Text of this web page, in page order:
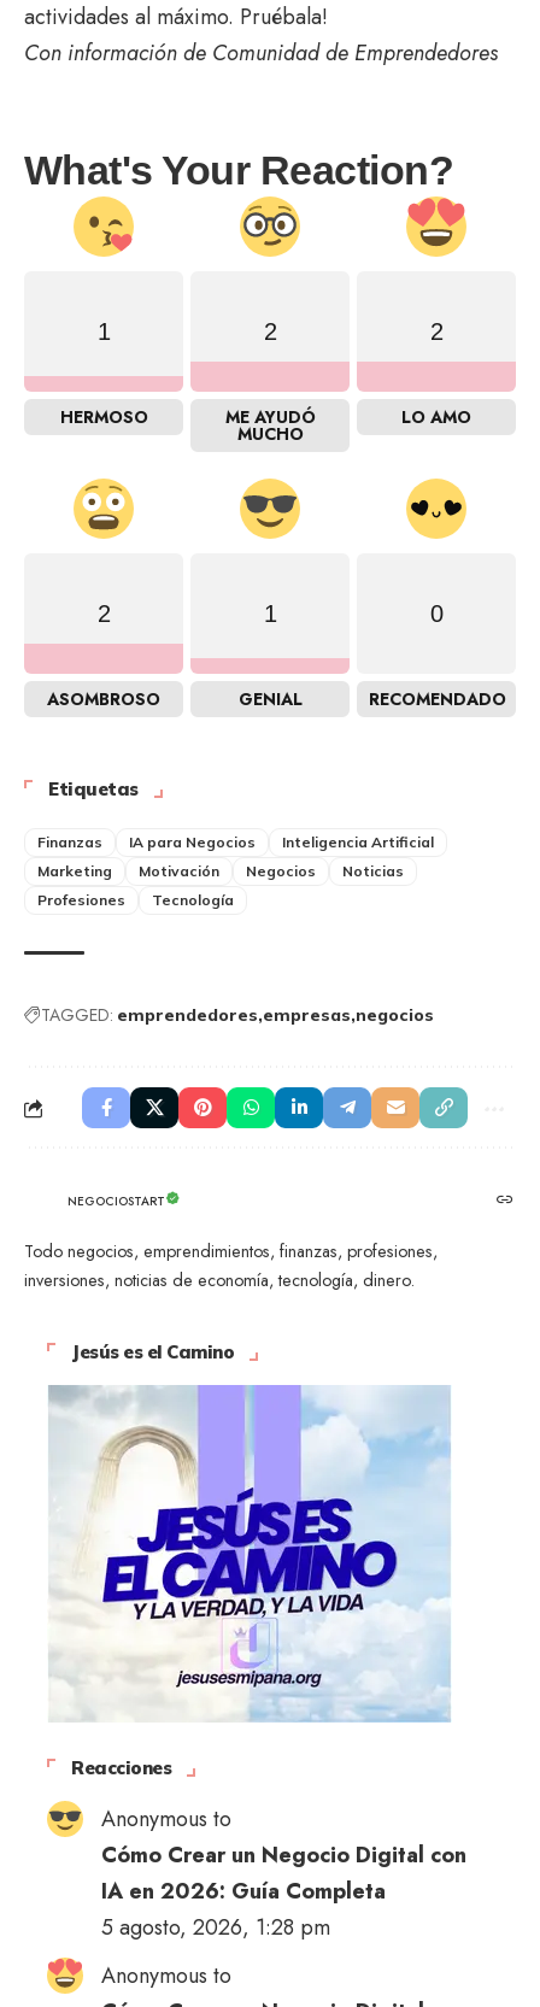
actividades al máximo. Pruébala!
Con información de Comunidad de Emprendedores
What's Your Reaction?
1
HERMOSO
2
ME AYUDÓ
MUCHO
2
LO AMO
2
ASOMBROSO
1
GENIAL
0
RECOMENDADO
Etiquetas
Finanzas IA para Negocios
Inteligencia Artificial
Marketing
Motivación Negocios
Noticias
Profesiones
Tecnología
TAGGED: emprendedores empresas negocios
NEGOCIOSTART
Todo negocios, emprendimientos, finanzas, profesiones,
inversiones, noticias de economía, tecnología, dinero.
Jesús es el Camino
Reacciones
Anonymous to
Cómo Crear un Negocio Digital con
IA en 2026: Guía Completa
5 agosto, 2026, 1:28 pm
Anonymous to